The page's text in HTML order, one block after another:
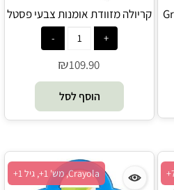
קריולה מזוודת אומנות צבעי פסטל
- Crayola
₪109.90
הוסף לסל
Crayola, מש' 1+, גיל 1+